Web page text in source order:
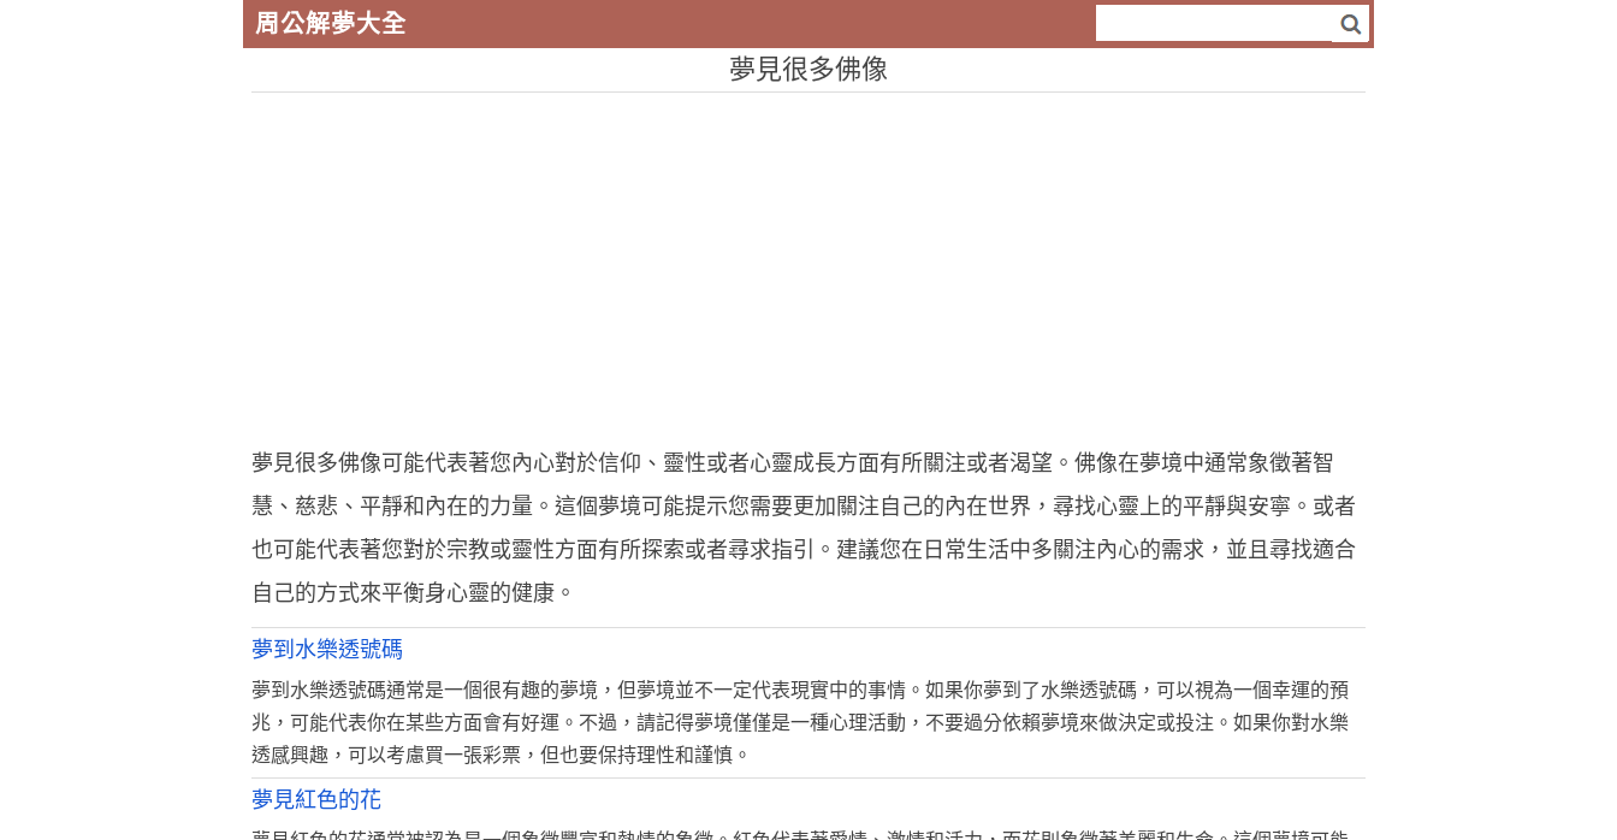
周公解夢大全
夢見很多佛像
夢見很多佛像可能代表著您內心對於信仰、靈性或者心靈成長方面有所關注或者渴望。佛像在夢境中通常象徵著智
慧、慈悲、平靜和內在的力量。這個夢境可能提示您需要更加關注自己的內在世界，尋找心靈上的平靜與安寧。或者
也可能代表著您對於宗教或靈性方面有所探索或者尋求指引。建議您在日常生活中多關注內心的需求，並且尋找適合
自己的方式來平衡身心靈的健康。
夢到水樂透號碼
夢到水樂透號碼通常是一個很有趣的夢境，但夢境並不一定代表現實中的事情。如果你夢到了水樂透號碼，可以視為一個幸運的預
兆，可能代表你在某些方面會有好運。不過，請記得夢境僅僅是一種心理活動，不要過分依賴夢境來做決定或投注。如果你對水樂
透感興趣，可以考慮買一張彩票，但也要保持理性和謹慎。
夢見紅色的花